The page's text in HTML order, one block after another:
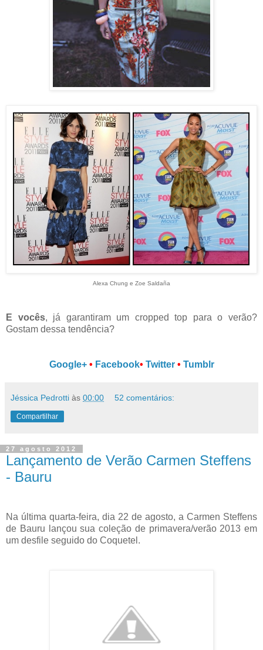
Alexa Chung e Zoe Saldaña
E vocês, já garantiram um cropped top para o verão?
Gostam dessa tendência?
Google+• Facebook• Twitter• Tumblr
Jéssica Pedrotti às 00:00 52 comentários:
Compartilhar
27 agosto 2012
Lançamento de Verão Carmen Steffens
- Bauru
Na última quarta-feira, dia 22 de agosto, a Carmen Steffens
de Bauru lançou sua coleção de primavera/verão 2013 em
um desfile seguido do Coquetel.